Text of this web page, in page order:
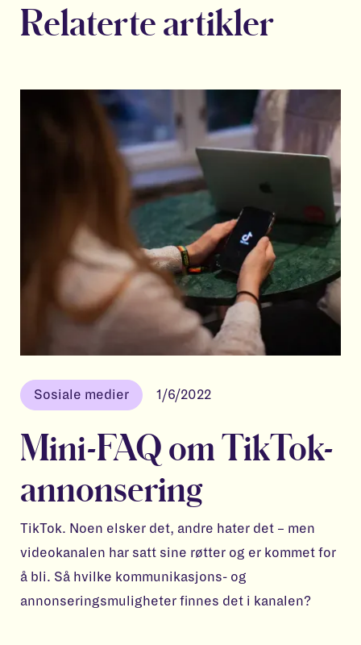
Relaterte artikler
Sosiale medier 1/6/2022
Mini-FAQ om TikTok-
annonsering
TikTok. Noen elsker det, andre hater det – men
videokanalen har satt sine røtter og er kommet for
å bli. Så hvilke kommunikasjons- og
annonseringsmuligheter finnes det i kanalen?